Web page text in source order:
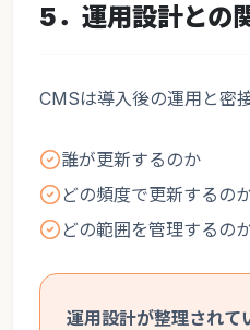
5．運用設計との
CMSは導入後の運用と密
誰が更新するのか
どの頻度で更新するの
どの範囲を管理するの
運用設計が整理され